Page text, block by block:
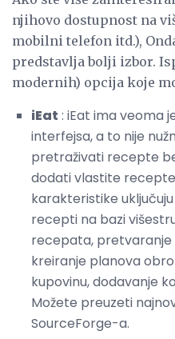
njihovo dostupnost na
mobilni telefon itd.),
predstavlja bolji izbor.
modernih) opcija koje
iEat : iEat ima veoma
interfejsa, a to nije
pretraživati ​​recepte
dodati vlastite
karakteristike
recepti na bazi
recepata, pretvaranje
kreiranje planova
kupovinu, dodavanje
Možete preuzeti
SourceForge-a.